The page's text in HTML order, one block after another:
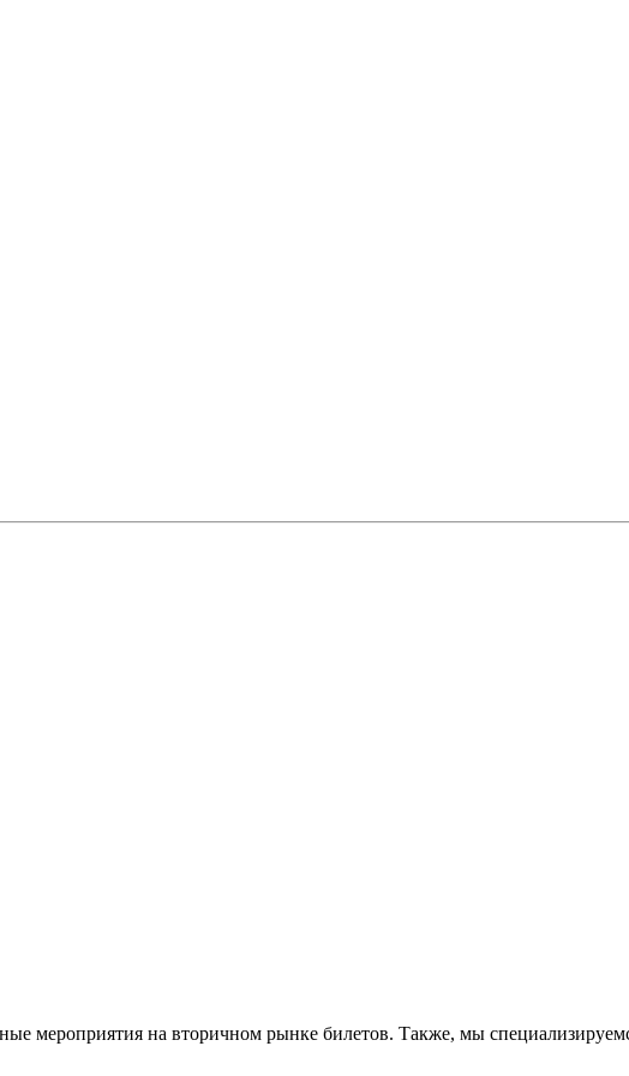
мероприятия на вторичном рынке билетов. Также, мы